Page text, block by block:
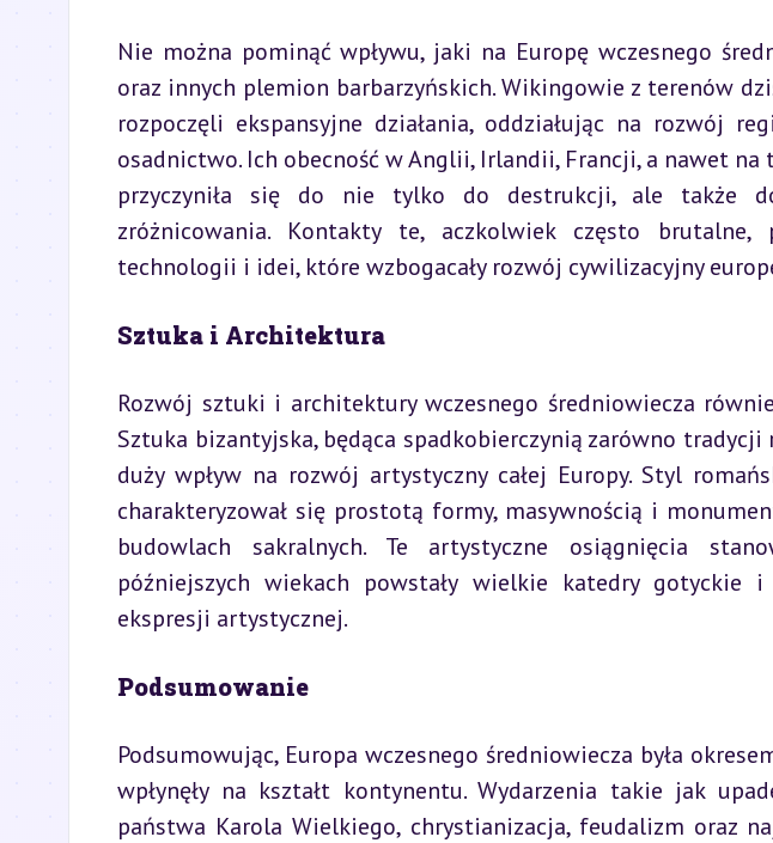
Nie można pominąć wpływu, jaki na Europę wczesnego
oraz innych plemion barbarzyńskich. Wikingowie z terenów
rozpoczęli ekspansyjne działania, oddziałując na rozwój
osadnictwo. Ich obecność w Anglii, Irlandii, Francji, a nawet
przyczyniła się do nie tylko do destrukcji, ale także
zróżnicowania. Kontakty te, aczkolwiek często brutalne,
technologii i idei, które wzbogacały rozwój cywilizacyjny
Sztuka i Architektura
Rozwój sztuki i architektury wczesnego średniowiecza
Sztuka bizantyjska, będąca spadkobierczynią zarówno
duży wpływ na rozwój artystyczny całej Europy. Styl
charakteryzował się prostotą formy, masywnością i
budowlach sakralnych. Te artystyczne osiągnięcia
późniejszych wiekach powstały wielkie katedry gotyckie
ekspresji artystycznej.
Podsumowanie
Podsumowując, Europa wczesnego średniowiecza była
wpłynęły na kształt kontynentu. Wydarzenia takie jak
państwa Karola Wielkiego, chrystianizacja, feudalizm oraz